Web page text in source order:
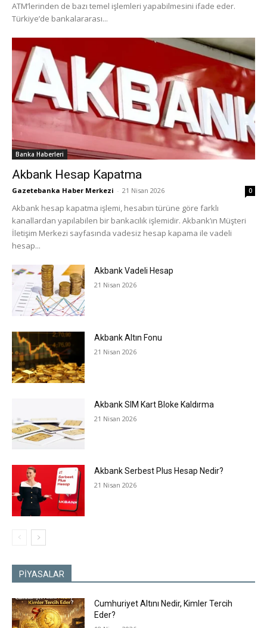
ATM’lerinden de bazı temel işlemleri yapabilmesini ifade eder.
Türkiye’de bankalararası...
Banka Haberleri
Akbank Hesap Kapatma
Gazetebanka Haber Merkezi - 21 Nisan 2026 0
Akbank hesap kapatma işlemi, hesabın türüne göre farklı
kanallardan yapılabilen bir bankacılık işlemidir. Akbank’ın Müşteri
İletişim Merkezi sayfasında vadesiz hesap kapama ile vadeli
hesap...
Akbank Vadeli Hesap
21 Nisan 2026
Akbank Altın Fonu
21 Nisan 2026
Akbank SIM Kart Bloke Kaldırma
21 Nisan 2026
Akbank Serbest Plus Hesap Nedir?
21 Nisan 2026
PİYASALAR
Cumhuriyet Altını Nedir, Kimler Tercih
Eder?